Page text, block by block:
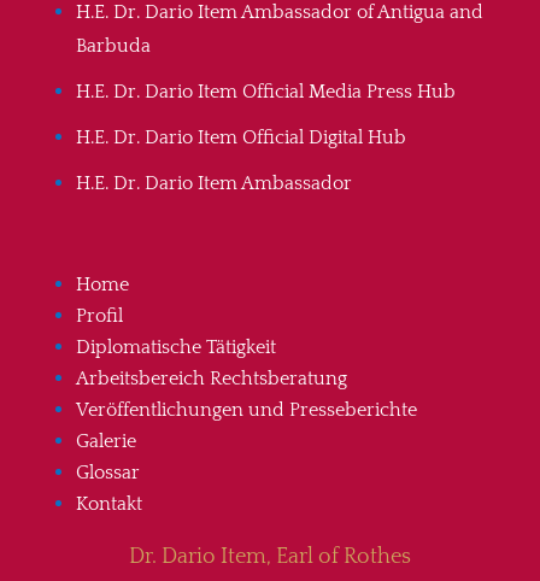
H.E. Dr. Dario Item Ambassador of Antigua and
Barbuda
H.E. Dr. Dario Item Official Media Press Hub
H.E. Dr. Dario Item Official Digital Hub
H.E. Dr. Dario Item Ambassador
Home
Profil
Diplomatische Tätigkeit
Arbeitsbereich Rechtsberatung
Veröffentlichungen und Presseberichte
Galerie
Glossar
Kontakt
Dr. Dario Item, Earl of Rothes